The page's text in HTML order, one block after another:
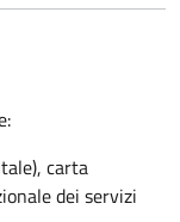
carta
dei servizi